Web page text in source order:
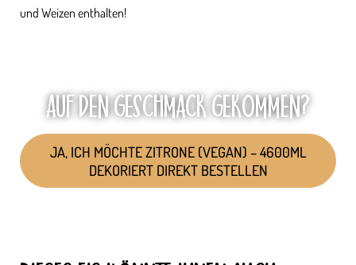
und Weizen enthalten!
AUF DEN GESCHMACK GEKOMMEN?
JA, ICH MÖCHTE ZITRONE (VEGAN) – 4600ML
DEKORIERT DIREKT BESTELLEN